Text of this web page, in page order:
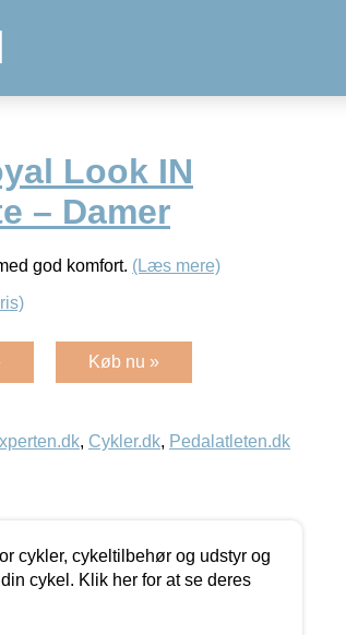
Look IN
– Damer
god komfort. (Læs mere)
Køb nu »
, Cykler.dk, Pedalatleten.dk
cykler, cykeltilbehør og udstyr og
cykel. Klik her for at se deres